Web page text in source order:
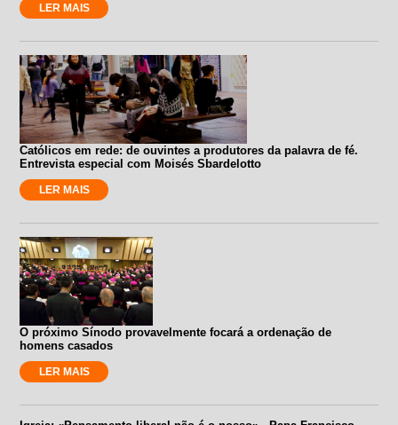
LER MAIS
Católicos em rede: de ouvintes a produtores da palavra de fé.
Entrevista especial com Moisés Sbardelotto
LER MAIS
O próximo Sínodo provavelmente focará a ordenação de
homens casados
LER MAIS